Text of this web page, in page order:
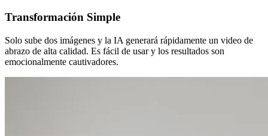
Transformación Simple
Solo sube dos imágenes y la IA generará rápidamente un video de
abrazo de alta calidad. Es fácil de usar y los resultados son
emocionalmente cautivadores.